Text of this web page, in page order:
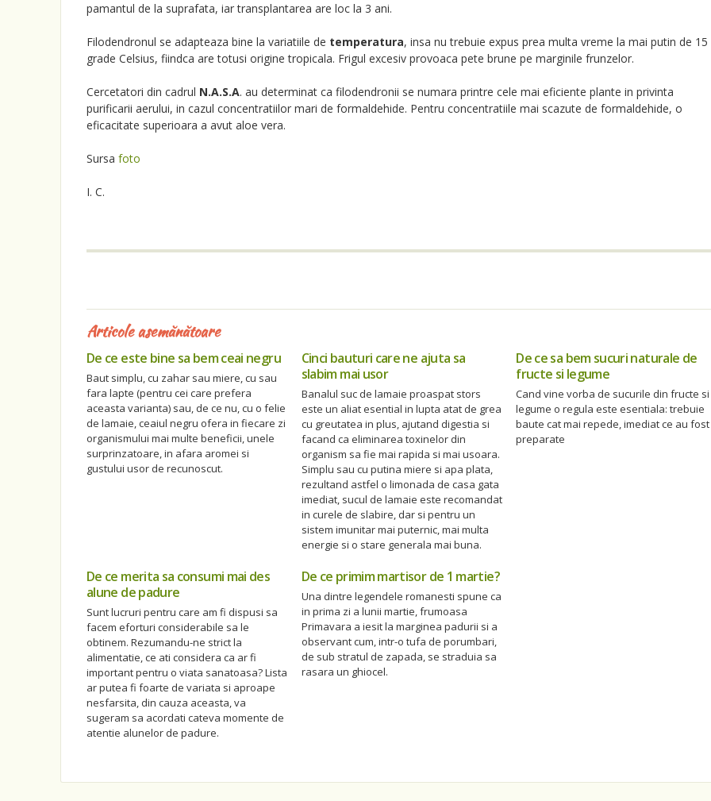
pamantul de la suprafata, iar transplantarea are loc la 3 ani.
Filodendronul se adapteaza bine la variatiile de temperatura, insa nu trebuie expus prea multa vreme la mai putin de 15
grade Celsius, fiindca are totusi origine tropicala. Frigul excesiv provoaca pete brune pe marginile frunzelor.
Cercetatori din cadrul N.A.S.A. au determinat ca filodendronii se numara printre cele mai eficiente plante in privinta
purificarii aerului, in cazul concentratiilor mari de formaldehide. Pentru concentratiile mai scazute de formaldehide, o
eficacitate superioara a avut aloe vera.
Sursa foto
I. C.
Articole asemănătoare
De ce este bine sa bem ceai negru
Baut simplu, cu zahar sau miere, cu sau
fara lapte (pentru cei care prefera
aceasta varianta) sau, de ce nu, cu o felie
de lamaie, ceaiul negru ofera in fiecare zi
organismului mai multe beneficii, unele
surprinzatoare, in afara aromei si
gustului usor de recunoscut.
Cinci bauturi care ne ajuta sa
slabim mai usor
Banalul suc de lamaie proaspat stors
este un aliat esential in lupta atat de grea
cu greutatea in plus, ajutand digestia si
facand ca eliminarea toxinelor din
organism sa fie mai rapida si mai usoara.
Simplu sau cu putina miere si apa plata,
rezultand astfel o limonada de casa gata
imediat, sucul de lamaie este recomandat
in curele de slabire, dar si pentru un
sistem imunitar mai puternic, mai multa
energie si o stare generala mai buna.
De ce sa bem sucuri naturale de
fructe si legume
Cand vine vorba de sucurile din fructe si
legume o regula este esentiala: trebuie
baute cat mai repede, imediat ce au fost
preparate
De ce merita sa consumi mai des
alune de padure
Sunt lucruri pentru care am fi dispusi sa
facem eforturi considerabile sa le
obtinem. Rezumandu-ne strict la
alimentatie, ce ati considera ca ar fi
important pentru o viata sanatoasa? Lista
ar putea fi foarte de variata si aproape
nesfarsita, din cauza aceasta, va
sugeram sa acordati cateva momente de
atentie alunelor de padure.
De ce primim martisor de 1 martie?
Una dintre legendele romanesti spune ca
in prima zi a lunii martie, frumoasa
Primavara a iesit la marginea padurii si a
observant cum, intr-o tufa de porumbari,
de sub stratul de zapada, se straduia sa
rasara un ghiocel.